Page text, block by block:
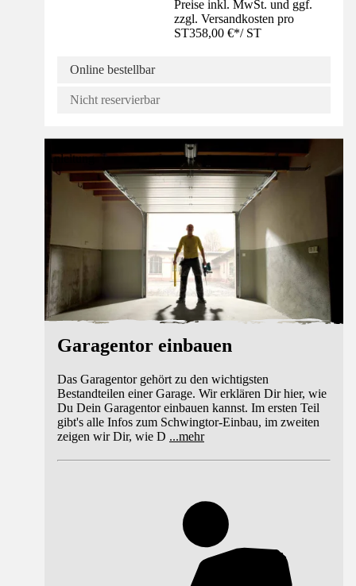
Preise inkl. MwSt. und ggf.
zzgl. Versandkosten pro
ST358,00 €*/ ST
Online bestellbar
Nicht reservierbar
Anleitung
Garagentor einbauen
Das Garagentor gehört zu den wichtigsten
Bestandteilen einer Garage. Wir erklären Dir hier, wie
Du Dein Garagentor einbauen kannst. Im ersten Teil
gibt's alle Infos zum Schwingtor-Einbau, im zweiten
zeigen wir Dir, wie D ...mehr